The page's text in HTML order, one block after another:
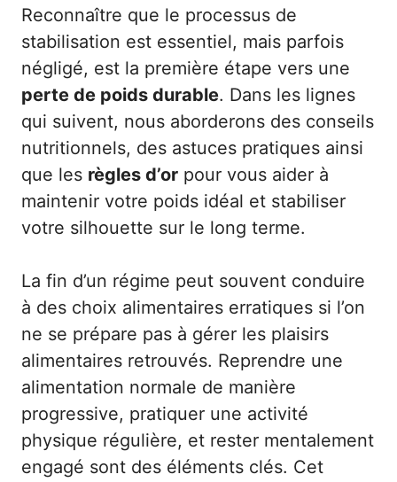
Reconnaître que le processus de
stabilisation est essentiel, mais parfois
négligé, est la première étape vers une
perte de poids durable. Dans les lignes
qui suivent, nous aborderons des conseils
nutritionnels, des astuces pratiques ainsi
que les règles d’or pour vous aider à
maintenir votre poids idéal et stabiliser
votre silhouette sur le long terme.
La fin d’un régime peut souvent conduire
à des choix alimentaires erratiques si l’on
ne se prépare pas à gérer les plaisirs
alimentaires retrouvés. Reprendre une
alimentation normale de manière
progressive, pratiquer une activité
physique régulière, et rester mentalement
engagé sont des éléments clés. Cet